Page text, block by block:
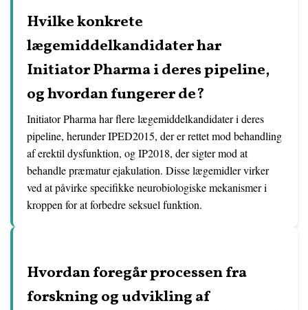
Hvilke konkrete
lægemiddelkandidater har
Initiator Pharma i deres pipeline,
og hvordan fungerer de?
Initiator Pharma har flere lægemiddelkandidater i deres
pipeline, herunder IPED2015, der er rettet mod behandling
af erektil dysfunktion, og IP2018, der sigter mod at
behandle præmatur ejakulation. Disse lægemidler virker
ved at påvirke specifikke neurobiologiske mekanismer i
kroppen for at forbedre seksuel funktion.
Hvordan foregår processen fra
forskning og udvikling af